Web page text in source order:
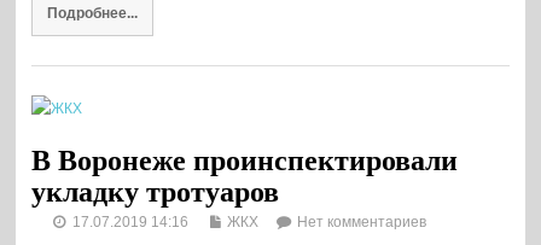
Подробнее...
В Воронеже проинспектировали
укладку тротуаров
17.07.2019 14:16 ЖКХ Нет комментариев